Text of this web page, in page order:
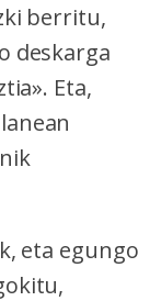
berritu,
deskarga
Eta,
eta egungo